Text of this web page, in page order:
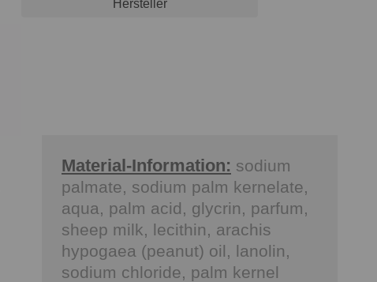
Hersteller
Material-Information: sodium
palmate, sodium palm kernelate,
aqua, palm acid, glycrin, parfum,
sheep milk, lecithin, arachis
hypogaea (peanut) oil, lanolin,
sodium chloride, palm kernel